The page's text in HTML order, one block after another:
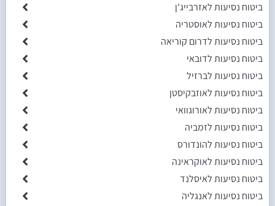
ביטוח נסיעות לאזרבייג'ן
ביטוח נסיעות לאוסטריה
ביטוח נסיעות לדרום קוריאה
ביטוח נסיעות לדובאי
ביטוח נסיעות לברזיל
ביטוח נסיעות לאוזבקיסטן
ביטוח נסיעות לאורוגוואי
ביטוח נסיעות לזמביה
ביטוח נסיעות להונדורס
ביטוח נסיעות לאוקראינה
ביטוח נסיעות לאיסלנד
ביטוח נסיעות לאנגליה